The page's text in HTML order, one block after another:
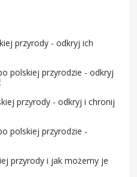
przyrody - odkryj ich
polskiej przyrodzie - odkryj
przyrody - odkryj i chronij
polskiej przyrodzie -
przyrody i jak możemy je